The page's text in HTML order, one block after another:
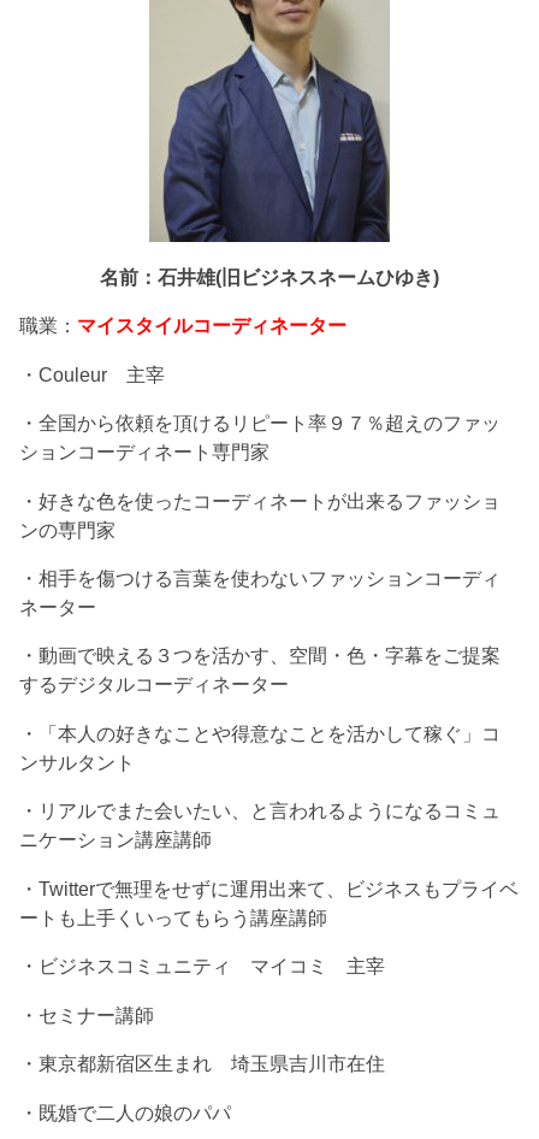
名前：石井雄(旧ビジネスネームひゆき)
職業： マイスタイルコーディネーター
・Couleur 主宰
・全国から依頼を頂けるリピート率９７％超えのファッ
ションコーディネート専門家
・好きな色を使ったコーディネートが出来るファッショ
ンの専門家
・相手を傷つける言葉を使わないファッションコーディ
ネーター
・動画で映える３つを活かす、空間・色・字幕をご提案
するデジタルコーディネーター
・「本人の好きなことや得意なことを活かして稼ぐ」コ
ンサルタント
・リアルでまた会いたい、と言われるようになるコミュ
ニケーション講座講師
・Twitterで無理をせずに運用出来て、ビジネスもプライベ
ートも上手くいってもらう講座講師
・ビジネスコミュニティ マイコミ 主宰
・セミナー講師
・東京都新宿区生まれ 埼玉県吉川市在住
・既婚で二人の娘のパパ